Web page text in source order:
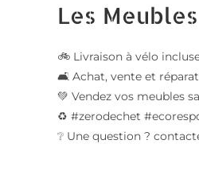
Les
🚲 Livraison à vélo
🛋️ Achat, vente et
💚 Vendez vos meubles
♻️ #zerodechet
❔ Une question ?